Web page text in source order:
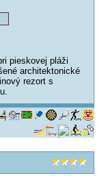
pieskovej pláži
architektonické
rezort s